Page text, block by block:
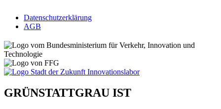
Datenschutzerklärung
AGB
GRÜNSTATTGRAU IST